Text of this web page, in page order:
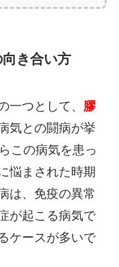
き合い方
一つとして、 膠
気との闘病が挙
この病気を患っ
悩まされた時期
は、免疫の異常
が起こる病気で
ケースが多いで